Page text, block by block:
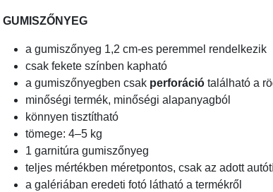
GUMISZŐNYEG
a gumiszőnyeg 1,2 cm-es peremmel rendelkezik
csak fekete színben kapható
a gumiszőnyegben csak perforáció található a
minőségi termék, minőségi alapanyagból
könnyen tisztítható
tömege: 4–5 kg
1 garnitúra gumiszőnyeg
teljes mértékben méretpontos, csak az adott
a galériában eredeti fotó látható a termékről